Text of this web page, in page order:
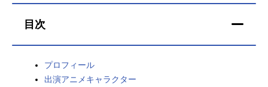
今期アニメ曜日別一覧
春アニメ
男性声優/女性声優一覧
目次
プロフィール
出演アニメキャラクター